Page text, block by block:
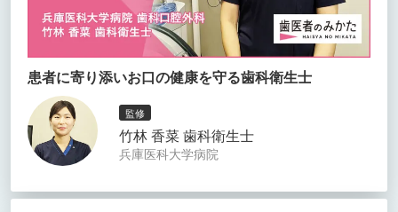
患者に寄り添いお口の健康を守る歯科衛生士
監修
竹林 香菜 歯科衛生士
兵庫医科大学病院